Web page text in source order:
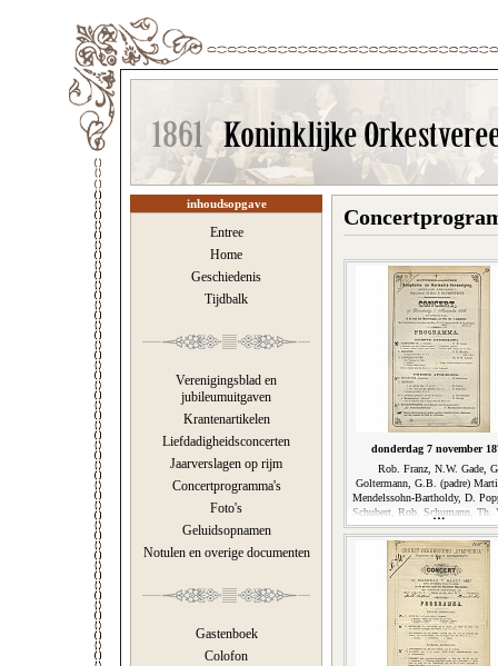
inhoudsopgave
Entree
Home
Geschiedenis
Tijdbalk
Verenigingsblad en
jubileumuitgaven
Krantenartikelen
Liefdadigheidsconcerten
Jaarverslagen op rijm
Concertprogramma's
Foto's
Geluidsopnamen
Notulen en overige documenten
Gastenboek
Colofon
donderdag 7 november
Rob. Franz, N.W. Gade,
Goltermann, G.B. (padre)
Mendelssohn-Bartholdy, D.
Schubert, Rob. Schumann, Th.